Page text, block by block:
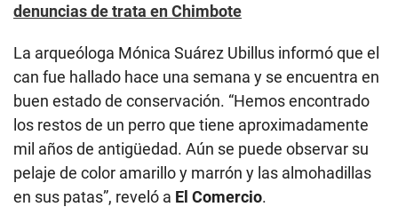
denuncias de trata en Chimbote
La arqueóloga Mónica Suárez Ubillus informó que el
can fue hallado hace una semana y se encuentra en
buen estado de conservación. “Hemos encontrado
los restos de un perro que tiene aproximadamente
mil años de antigüedad. Aún se puede observar su
pelaje de color amarillo y marrón y las almohadillas
en sus patas”, reveló a El Comercio.